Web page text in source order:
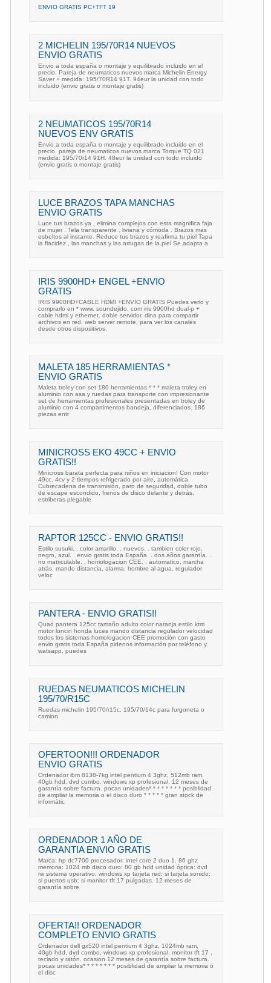
ENVIO GRATIS PC+TFT 19
2 MICHELIN 195/70R14 NUEVOS
ENVIO GRATIS
Envio a toda españa o montaje y equilibrado incluido en el
precio. Pareja de neumaticos nuevos marca Michelin Energy
Saver + medida: 195/70R14 91T. 94eur la unidad con todo
incluido (envio gratis o montaje gratis)
2 NEUMATICOS 195/70R14
NUEVOS ENV GRATIS
Envio a toda españa o montaje y equilibrado incluido en el
precio. pareja de neumaticos nuevos marca Torque TQ 021
medida: 195/70r14 91H. 48eur la unidad con todo incluido
(envio gratis o montaje gratis)
LUCE BRAZOS TAPA MANCHAS
ENVIO GRATIS
Luce tus brazos ya , elimina complejos con esta magnifica faja
de mujer . Tela transparente , liviana y cómoda . Brazos mas
esbeltos al instante. Reduce tus brazos y reafirma tu piel Tapa
la flacidez , las manchas y las arrugas de la piel Se adapta a
IRIS 9900HD+ ENGEL +ENVIO
GRATIS
IRIS 9900HD+CABLE HDMI +ENVIO GRATIS Puedes verlo y
comprarlo en * www. soundejido. com iris 9900hd dual-p +
cable hdmi y ethernet. doble servidor. dlna para compartir
archivos en red. web server remote, para ver los canales
desde otros dispositivos.
MALETA 185 HERRAMIENTAS *
ENVIO GRATIS
Maleta troley con set 180 herramientas * * * maleta troley en
aluminio con asa y ruedas para transporte con impresionante
set de herramientas profesionales presentadas en troley de
aluminio con 4 compartimentos bandeja, diferenciados. 186
piezas entr
MINICROSS EKO 49CC + ENVIO
GRATIS!!
Minicross barata perfecta para niños en iniciacion! Con motor
49cc, 4cv y 2 tiempos refrigerado por aire, automática.
Cubrecadena de transmisión, paro de seguridad, doble tubo
de escape escondido, frenos de disco delante y detrás,
estriberas plegable
RAPTOR 125CC - ENVIO GRATIS!!
Estilo susuki. . color amarillo. . nuevos. . tambien color rojo,
negro, azul. . envio gratis toda España. . dos años garantía. .
no matriculable. . homologacion CEE. . automatico, marcha
atrás, mando distancia, alarma, hombre al agua, regulador
veloc
PANTERA - ENVIO GRATIS!!
Quad pantera 125cc tamaño adulto color naranja estilo ktm
motor loncin honda luces mando distancia regulador velocidad
todos los sistemas homologacion CEE promoción con gasto
envio gratis toda España pidenos información por teléfono y
watsapp, puedes
RUEDAS NEUMATICOS MICHELIN
195/70/R15C
Ruedas michelin 195/70/r15c. 195/70/14c para furgoneta o
camion
OFERTOON!!! ORDENADOR
ENVIO GRATIS
Ordenador ibm 8138-7kg intel pentium 4 3ghz, 512mb ram,
40gb hdd, dvd combo, windows xp profesional. 12 meses de
garantía sobre factura. pocas unidades* * * * * * * * posiblidad
de ampliar la memoria o el disco duro * * * * * gran stock de
informátic
ORDENADOR 1 AÑO DE
GARANTIA ENVIO GRATIS
Marca: hp dc7700 procesador: intel core 2 duo 1. 86 ghz
memoria: 1024 mb disco duro: 80 gb hdd unidad óptica: dvd
rw sistema operativo: windows xp tarjeta red: si tarjeta sonido:
si puertos usb: si monitor tft 17 pulgadas. 12 meses de
garantía sobre
OFERTA!! ORDENADOR
COMPLETO ENVIO GRATIS
Ordenador dell gx520 intel pentium 4 3ghz, 1024mb ram,
40gb hdd, dvd combo, windows xp profesional, monitor tft 17 ,
teclado y ratón. ocasion 12 meses de garantía sobre factura.
pocas unidades* * * * * * * * posiblidad de ampliar la memoria o
el disc